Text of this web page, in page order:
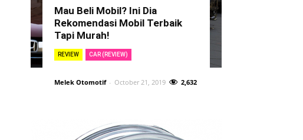
Mau Beli Mobil? Ini Dia
Rekomendasi Mobil Terbaik
Tapi Murah!
REVIEW CAR (REVIEW)
Melek Otomotif - October 21, 2019 2,632